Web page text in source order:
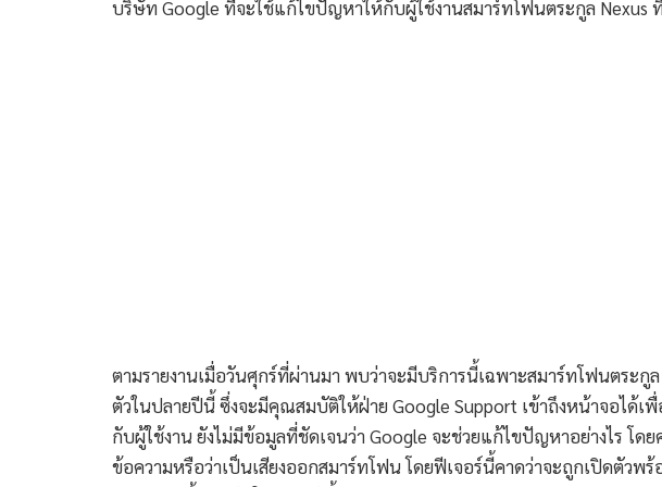
บริษัท Google ที่จะใช้แก้ไขปัญหาให้กับผู้ใช้งานสมาร์ทโฟนตระกูล Nexus ที่
ตามรายงานเมื่อวันศุกร์ที่ผ่านมา พบว่าจะมีบริการนี้เฉพาะสมาร์ทโฟนตระกู
ตัวในปลายปีนี้ ซึ่งจะมีคุณสมบัติให้ฝ่าย Google Support เข้าถึงหน้าจอได้
กับผู้ใช้งาน ยังไม่มีข้อมูลที่ชัดเจนว่า Google จะช่วยแก้ไขปัญหาอย่างไร โด
ข้อความหรือว่าเป็นเสียงออกสมาร์ทโฟน โดยฟีเจอร์นี้คาดว่าจะถูกเปิดตัวพ